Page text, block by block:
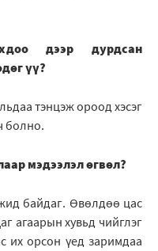
дээр дурдсан
үү?
тэнцэж ороод хэсэг
болно.
мэдээлэл өгвөл?
байдаг. Өвөлдөө цас
агаарын хувьд чийглэг
их орсон үед заримдаа